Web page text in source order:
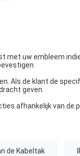
uw embleem
Als de klant de
geven.
afhankelijk van de
de Kabeltak